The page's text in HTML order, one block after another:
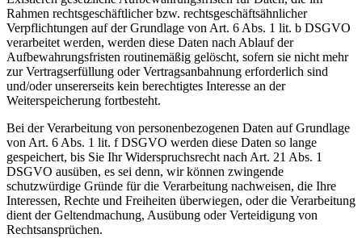
Rahmen rechtsgeschäftlicher bzw. rechtsgeschäftsähnlicher
Verpflichtungen auf der Grundlage von Art. 6 Abs. 1 lit. b DSGVO
verarbeitet werden, werden diese Daten nach Ablauf der
Aufbewahrungsfristen routinemäßig gelöscht, sofern sie nicht mehr
zur Vertragserfüllung oder Vertragsanbahnung erforderlich sind
und/oder unsererseits kein berechtigtes Interesse an der
Weiterspeicherung fortbesteht.
Bei der Verarbeitung von personenbezogenen Daten auf Grundlage
von Art. 6 Abs. 1 lit. f DSGVO werden diese Daten so lange
gespeichert, bis Sie Ihr Widerspruchsrecht nach Art. 21 Abs. 1
DSGVO ausüben, es sei denn, wir können zwingende
schutzwürdige Gründe für die Verarbeitung nachweisen, die Ihre
Interessen, Rechte und Freiheiten überwiegen, oder die Verarbeitung
dient der Geltendmachung, Ausübung oder Verteidigung von
Rechtsansprüchen.